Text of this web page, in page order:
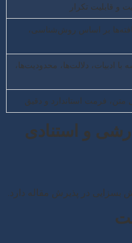
و قابلیت تکرار
بر اساس روش‌شناسی،
با ادبیات، دلالت‌ها، محدودیت‌ها،
متن، فرمت استاندارد و دقیق
و استنادی
بسزایی در پذیرش مقاله دارد.